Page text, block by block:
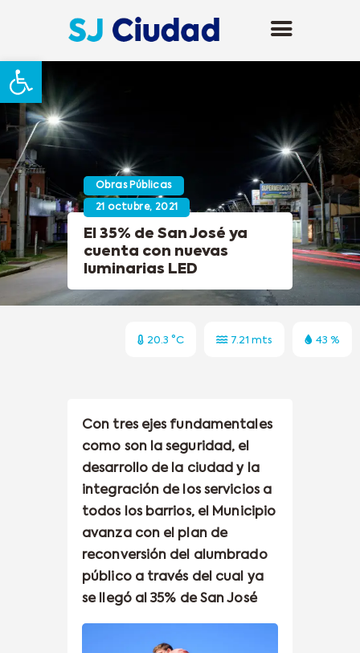
Abrir barra de herramientas
Obras Públicas
21 octubre, 2021
El 35% de San José ya
cuenta con nuevas
luminarias LED
20.3 °C 7.21 mts 43 %
Con tres ejes fundamentales
como son la seguridad, el
desarrollo de la ciudad y la
integración de los servicios a
todos los barrios, el Municipio
avanza con el plan de
reconversión del alumbrado
público a través del cual ya
se llegó al 35% de San José